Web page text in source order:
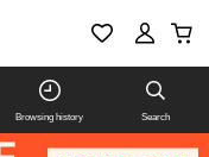
Browsing history Search